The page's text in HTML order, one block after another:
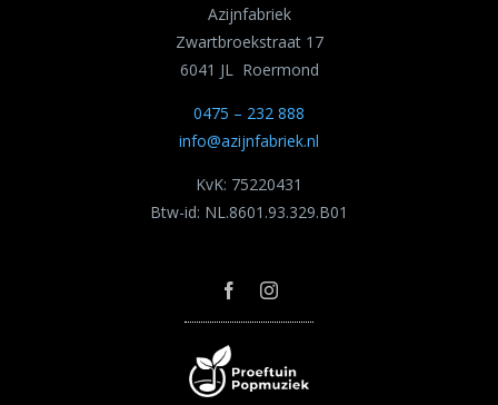
Azijnfabriek
Zwartbroekstraat 17
6041 JL Roermond
0475 – 232 888
info@azijnfabriek.nl
KvK: 75220431
Btw-id: NL.8601.93.329.B01